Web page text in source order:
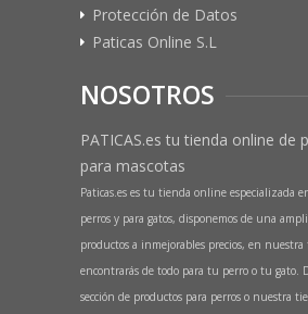
Protección de Datos
Paticas Online S.L
NOSOTROS
PATICAS.es tu tienda online de
para mascotas
Paticas.es es tu tienda online especializada
perros y para gatos, disponemos de una
productos a inmejorables precios, en
encontrarás de todo para tu perro o tu gato.
sección de productos para perros o nuestra